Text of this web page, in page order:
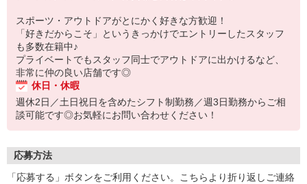
スポーツ・アウトドアがとにかく好きな方歓迎！
「好きだからこそ」というきっかけでエントリーしたスタッフ
も多数在籍中♪
プライベートでもスタッフ同士でアウトドアに出かけるなど、
非常に仲の良い店舗です◎
休日・休暇
週休2日／土日祝日を含めたシフト制勤務／週3日勤務からご相
談可能です◎お気軽にお問い合わせください！
応募方法
「応募する」ボタンをご利用ください。こちらより折り返しご連絡